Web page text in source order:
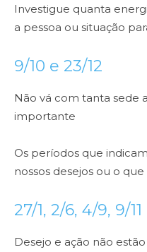
Investigue quanta
a pessoa ou situação
9/10 e 23/12
Não vá com tanta sede
importante
Os períodos que
nossos desejos ou o
27/1, 2/6, 4/9, 9/11
Desejo e ação não